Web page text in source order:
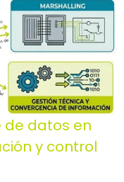
de datos en
y control